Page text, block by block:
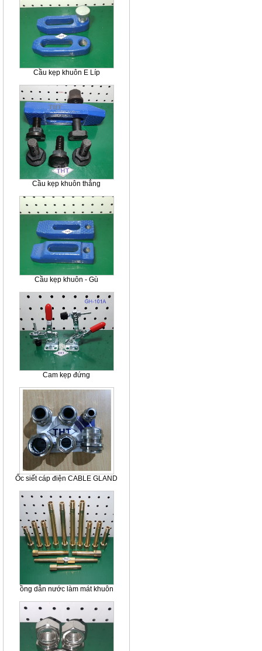
Cầu kẹp khuôn E Líp
Cầu kẹp khuôn thẳng
Cầu kẹp khuôn - Gù
Cam kẹp đứng
Ốc siết cáp điện CABLE GLAND
ồng dẫn nước làm mát khuôn